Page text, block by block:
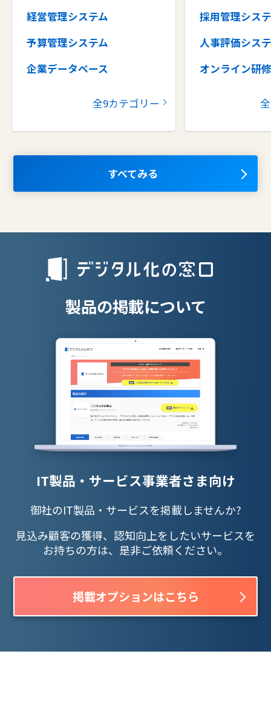
経営管理システム
予算管理システム
企業データベース
全9カテゴリー
採用管理シス
人事評価シス
オンライン研
ム
離職防止ツー
授業支援シス
すべてみる
製品の掲載について
IT製品・サービス事業者さま向け
御社のIT製品・サービスを掲載しませんか?
見込み顧客の獲得、認知向上をしたいサービスを
お持ちの方は、是非ご依頼ください。
掲載オプションはこちら